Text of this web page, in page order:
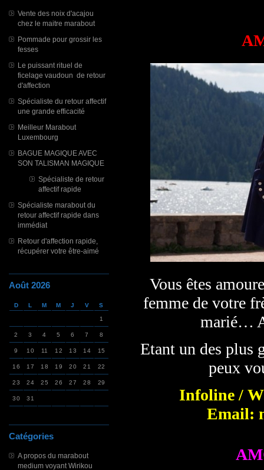
Vente des noix d'acajou
chez le maitre marabout
Pommade pour grossir les
fesses
Le puissant rituel de
ficelage vaudoun de retour
d'affection
Spécialiste du retour affectif
une grande efficacité
Meilleur Marabout
Luxembourg
BAGUE MAGIQUE AVEC
SON TALISMAN MAGIQUE
Spécialiste de retour
affectif rapide
Spécialiste marabout du
retour affectif rapide dans
immédiat
Retour d'affection rapide,
récupérer votre être-aimé
Août 2026
D L M M J V S
1
2 3 4 5 6 7 8
9 10 11 12 13 14 15
16 17 18 19 20 21 22
23 24 25 26 27 28 29
30 31
Catégories
A propos du marabout
medium voyant Wirikou
Vous êtes
femme de votre
marié…
Etant un des plus
peux
Infoline /
Email: